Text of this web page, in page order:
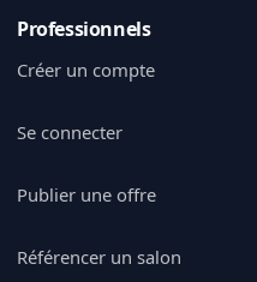
Professionnels
Créer un compte
Se connecter
Publier une offre
Référencer un salon